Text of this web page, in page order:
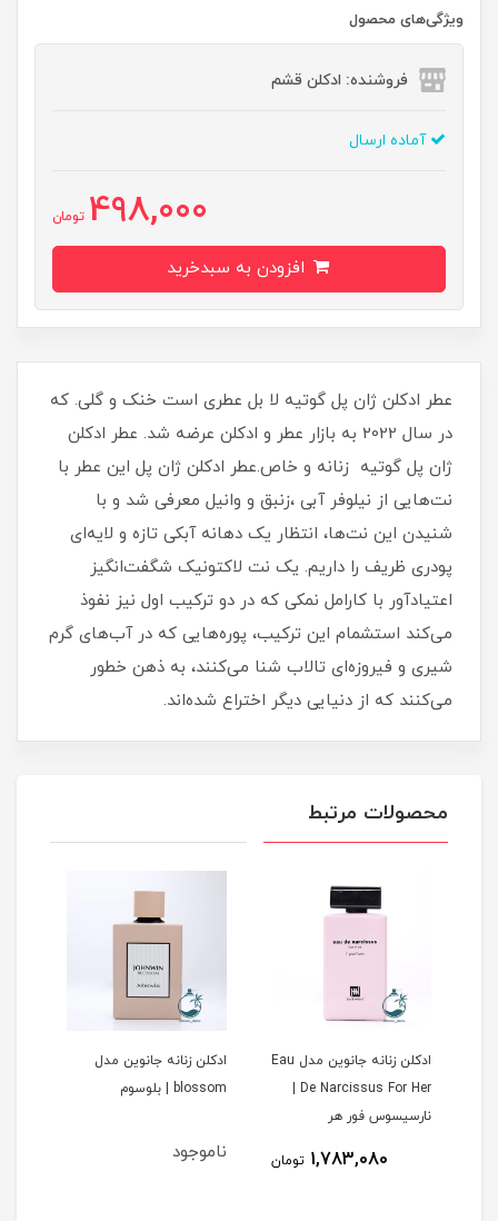
ویژگی‌های محصول
فروشنده: ادکلن قشم
آماده ارسال
498,000 تومان
عطر ادکلن ژان پل گوتیه لا بل عطری است خنک و گلی. که
در سال 2022 به بازار عطر و ادکلن عرضه شد. عطر ادکلن
ژان پل گوتیه زنانه و خاص.عطر ادکلن ژان پل این عطر با
نت‌هایی از نیلوفر آبی ،زنبق و وانیل معرفی شد و با
شنیدن این نت‌ها، انتظار یک دهانه آبکی تازه و لایه‌ای
پودری ظریف را داریم. یک نت لاکتونیک شگفت‌انگیز
اعتیادآور با کارامل نمکی که در دو ترکیب اول نیز نفوذ
می‌کند استشمام این ترکیب، پوره‌هایی که در آب‌های گرم
شیری و فیروزه‌ای تالاب شنا می‌کنند، به ذهن خطور
می‌کنند که از دنیایی دیگر اختراع شده‌اند.
محصولات مرتبط
ادکلن زنانه جانوین مدل Eau
نارسیسوس فور هر
1,783,080 تومان
ادکلن زنانه جانوین مدل
blossom | بلوسوم
ناموجود